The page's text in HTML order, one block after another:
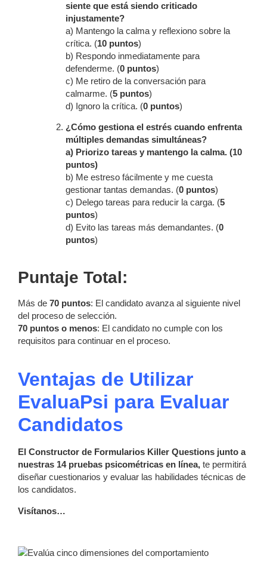
siente que está siendo criticado
injustamente?
a) Mantengo la calma y reflexiono sobre la
crítica. (10 puntos)
b) Respondo inmediatamente para
defenderme. (0 puntos)
c) Me retiro de la conversación para
calmarme. (5 puntos)
d) Ignoro la crítica. (0 puntos)
¿Cómo gestiona el estrés cuando enfrenta
múltiples demandas simultáneas?
a) Priorizo tareas y mantengo la calma. (10
puntos)
b) Me estreso fácilmente y me cuesta
gestionar tantas demandas. (0 puntos)
c) Delego tareas para reducir la carga. (5
puntos)
d) Evito las tareas más demandantes. (0
puntos)
Puntaje Total:
Más de 70 puntos: El candidato avanza al siguiente nivel
del proceso de selección.
70 puntos o menos: El candidato no cumple con los
requisitos para continuar en el proceso.
Ventajas de Utilizar
EvaluaPsi para Evaluar
Candidatos
El Constructor de Formularios Killer Questions junto a
nuestras 14 pruebas psicométricas en línea, te permitirá
diseñar cuestionarios y evaluar las habilidades técnicas de
los candidatos.
Visítanos…